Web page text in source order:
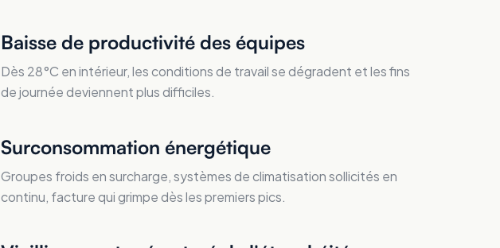
Baisse de productivité des équipes
Dès 28°C en intérieur, les conditions de travail se dégradent et les fins
de journée deviennent plus difficiles.
Surconsommation énergétique
Groupes froids en surcharge, systèmes de climatisation sollicités en
continu, facture qui grimpe dès les premiers pics.